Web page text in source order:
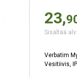
23,
Sisältää
Verbatim
Vesitiivis,